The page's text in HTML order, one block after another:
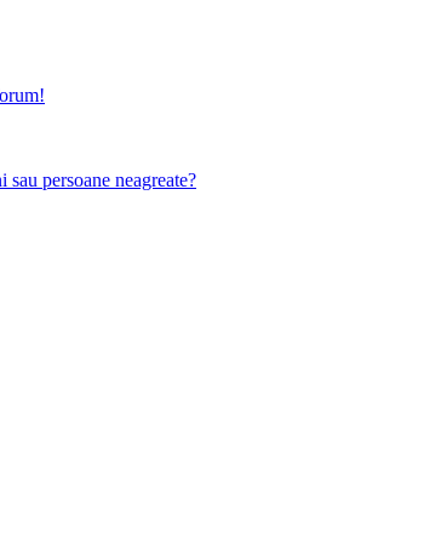
persoane neagreate?